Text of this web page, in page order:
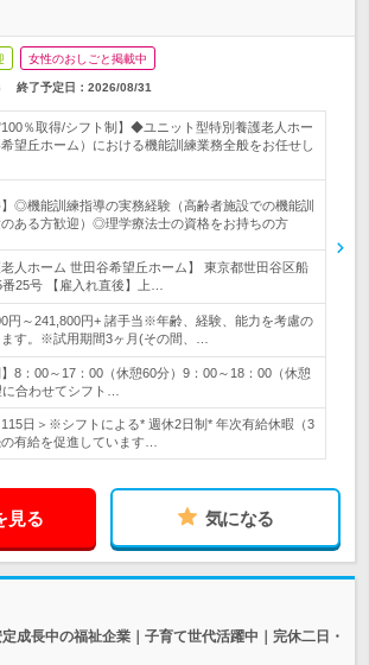
女性のおしごと掲載中
終了予定日： 2026/08/31
100％取得/シフト制】◆ユニット型特別養護老人ホー
望丘ホーム）における機能訓練業務全般をお任せし
】◎機能訓練指導の実務経験（高齢者施設での機能訓
ある方歓迎）◎理学療法士の資格をお持ちの方
老人ホーム 世田谷希望丘ホーム】 東京都世田谷区船
25号 【雇入れ直後】上…
円～241,800円+ 諸手当※年齢、経験、能力を考慮の
ます。※試用期間3ヶ月(その間、…
】8：00～17：00（休憩60分）9：00～18：00（休憩
合わせてシフト…
115日＞※シフトによる* 週休2日制* 年次有給休暇（3
有給を促進しています…
見る 気になる
成長中の福祉企業｜子育て世代活躍中｜完休二日・